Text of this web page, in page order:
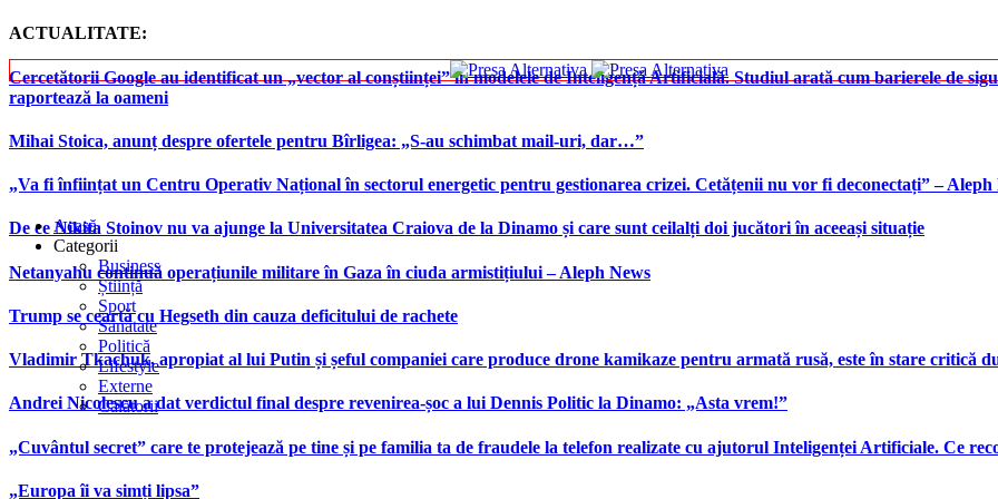
ACTUALITATE:
Cercetătorii Google au identificat un „vector al conștiinței” în modelele de Inteligență Artificială. Studiul arată cum barierele de
raportează la oameni
Mihai Stoica, anunț despre ofertele pentru Bîrligea: „S-au schimbat mail-uri, dar…”
„Va fi înființat un Centru Operativ Național în sectorul energetic pentru gestionarea crizei. Cetățenii nu vor fi deconectați” – Aleph
De ce Nikita Stoinov nu va ajunge la Universitatea Craiova de la Dinamo și care sunt ceilalți doi jucători în aceeași situație
Netanyahu continuă operațiunile militare în Gaza în ciuda armistițiului – Aleph News
Trump se ceartă cu Hegseth din cauza deficitului de rachete
Vladimir Tkachuk, apropiat al lui Putin și șeful companiei care produce drone kamikaze pentru armată rusă, este în stare critică
Andrei Nicolescu a dat verdictul final despre revenirea-șoc a lui Dennis Politic la Dinamo: „Asta vrem!”
„Cuvântul secret” care te protejează pe tine și pe familia ta de fraudele la telefon realizate cu ajutorul Inteligenței Artificiale. Ce
„Europa îi va simți lipsa”
Acasă
Categorii
Business
Știință
Sport
Sănătate
Politică
Lifestyle
Externe
Călătorii